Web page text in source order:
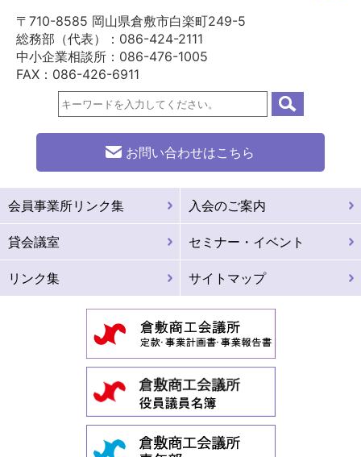
〒710-8585 岡山県倉敷市白楽町249-5
総務部（代表）：086-424-2111
中小企業相談所：086-476-1005
FAX：086-426-6911
お問い合わせはこちら
会員事業所リンク集 入会のご案内
貸会議室 セミナー・イベント
リンク集 サイトマップ